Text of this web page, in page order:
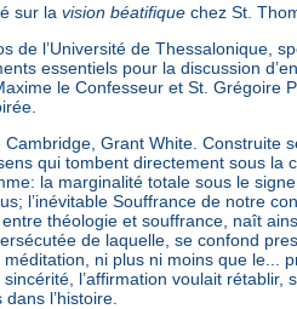
sur la vision béatifique chez St.
de l’Université de Thessalonique,
essentiels pour la discussion
le Confesseur et St. Grégoire
Grant White. Construite
qui tombent directement sous
la marginalité totale sous le
l’inévitable Souffrance de notre
théologie et souffrance, naît
de laquelle, se confond
ni plus ni moins que le...
l’affirmation voulait rétablir,
l’histoire.